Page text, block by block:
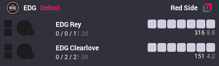
EDG Defeat RedSide
EDG Rey
0 / 0 / 1 1.20 316 8.8
EDGClearlove
0 / 2 / 21.00 151 4.2